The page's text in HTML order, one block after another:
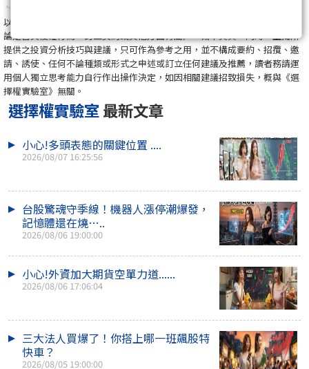
以上所提供之資訊，不保證絕對無誤，資訊如有錯漏而令閣下蒙受損失（不
論是否與侵權行為、訂立契約或其他方面有關），概不負責。同時，上揭所
提供之投資分析技巧與建議，只可作為參考之用，並不構成要約、招攬、邀
請、誘使、任何不論種類或形式之申述或訂立任何建議及推薦，讀者務請運
用個人獨立思考能力自行作出操作決定，如因相關建議招致損失，概與《選
擇權實驗室》無關。
選擇權實驗室 最新文章
小心!多頭表態的關鍵位置 ....
2026/08/07 16:25:56
台股驚魂守季線！機器人漲停潮爆發，
記憶體還在燒…..
2026/08/06 19:00:00
小心!外資加大期貨空單力道......
2026/08/06 17:06:04
三大法人買爆了！你搭上哪一班飆股特
快車？
2026/08/05 19:00:00